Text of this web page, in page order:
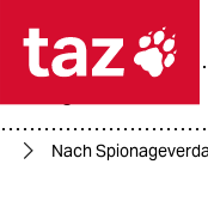

Nach